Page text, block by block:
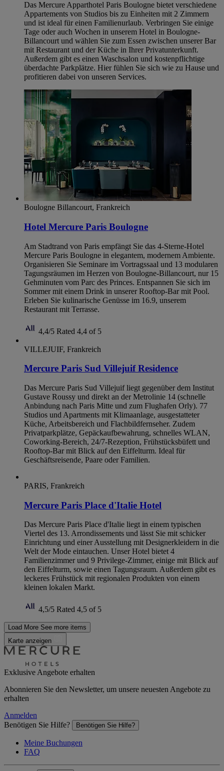
Das Mercure Apparthotel Paris Boulogne bietet verschiedene
Appartements von Studios bis zu Einheiten mit 2 Zimmern
und ist ideal für einen Familienurlaub. Verbringen Sie einige
Tage oder auch Wochen in unserem Hotel in Boulogne-
Billancourt und wählen Sie zum Essen zwischen unserer Bar
mit Restaurant und der Küche in Ihrer Privatunterkunft.
Außerdem gibt es einen Waschsalon und kostenpflichtige
überdachte Parkplätze. Hier fühlen Sie sich wie zu Hause und
profitieren dabei von unseren Services.
Boulogne Billancourt, Frankreich
Hotel Mercure Paris Boulogne
Am Stadtrand von Paris empfängt Sie das 4-Sterne-Hotel
Mercure Paris Boulogne in elegantem, modernem Ambiente.
Organisieren Sie Seminare im Vortragssaal und 13 modularen
Tagungsräumen im Herzen von Boulogne-Billancourt, nur 15
Gehminuten vom Parc des Princes. Entspannen Sie sich im
Sommer mit einem Drink in unserer Rooftop-Bar mit Pool.
Erleben Sie kulinarische Genüsse im 16.9, unserem
Restaurant mit Terrasse.
4,4/5 Rated 4,4 of 5
VILLEJUIF, Frankreich
Mercure Paris Sud Villejuif Residence
Das Mercure Paris Sud Villejuif liegt gegenüber dem Institut
Gustave Roussy und direkt an der Metrolinie 14 (schnelle
Anbindung nach Paris Mitte und zum Flughafen Orly). 77
Studios und Apartments mit Klimaanlage, ausgestatteter
Küche, Arbeitsbereich und Flachbildfernseher. Zudem
Privatparkplätze, Gepäckaufbewahrung, schnelles WLAN,
Coworking-Bereich, 24/7-Rezeption, Frühstücksbüfett und
Rooftop-Bar mit Blick auf den Eiffelturm. Ideal für
Geschäftsreisende, Paare oder Familien.
PARIS, Frankreich
Mercure Paris Place d'Italie Hotel
Das Mercure Paris Place d'Italie liegt in einem typischen
Viertel des 13. Arrondissements und lässt Sie mit schicker
Einrichtung und einer Ausstellung mit Designerkleidern in die
Welt der Mode eintauchen. Unser Hotel bietet 4
Familienzimmer und 9 Privilege-Zimmer, einige mit Blick auf
den Eiffelturm, sowie einen Tagungsraum. Außerdem gibt es
leckeres Frühstück mit regionalen Produkten von einem
kleinen lokalen Markt.
4,5/5 Rated 4,5 of 5
Load More See more items
Karte anzeigen
Exklusive Angebote erhalten
Abonnieren Sie den Newsletter, um unsere neuesten Angebote zu
erhalten
Anmelden
Benötigen Sie Hilfe?
Benötigen Sie Hilfe?
Meine Buchungen
FAQ